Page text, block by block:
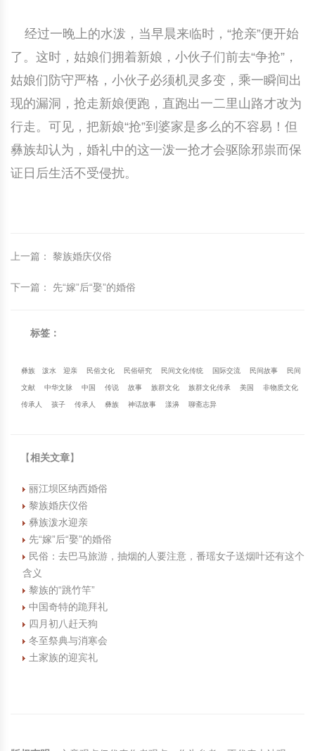
经过一晚上的水泼，当早晨来临时，“抢亲”便开始
了。这时，姑娘们拥着新娘，小伙子们前去“争抢”，
姑娘们防守严格，小伙子必须机灵多变，乘一瞬间出
现的漏洞，抢走新娘便跑，直跑出一二里山路才改为
行走。可见，把新娘“抢”到婆家是多么的不容易！但
彝族却认为，婚礼中的这一泼一抢才会驱除邪祟而保
证日后生活不受侵扰。
上一篇 ： 黎族婚庆仪俗
下一篇 ： 先“嫁”后“娶”的婚俗
标签：
彝族 泼水 迎亲 民俗文化 民俗研究 民间文化传统 国际交流 民间故事 民间
文献 中华文脉 中国 传说 故事 族群文化 族群文化传承 美国 非物质文化
传承人 孩子 传承人 彝族 神话故事 漾濞 聊斋志异
【相关文章】
丽江坝区纳西婚俗
黎族婚庆仪俗
彝族泼水迎亲
先“嫁”后“娶”的婚俗
民俗：去巴马旅游，抽烟的人要注意，番瑶女子送烟叶还有这个
含义
黎族的“跳竹竿”
中国奇特的跪拜礼
四月初八赶天狗
冬至祭典与消寒会
土家族的迎宾礼